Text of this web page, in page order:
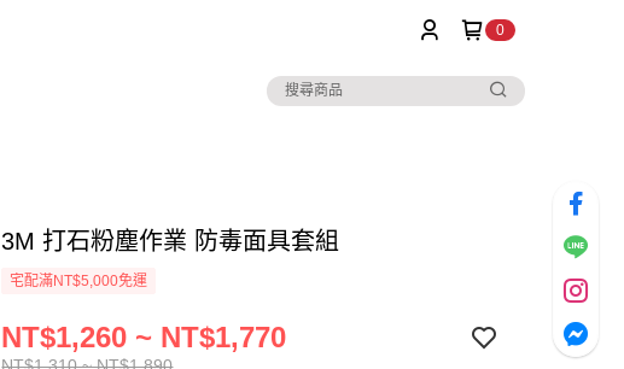
0
3M 打石粉塵作業 防毒面具套組
宅配滿NT$5,000免運
NT$1,260 ~ NT$1,770